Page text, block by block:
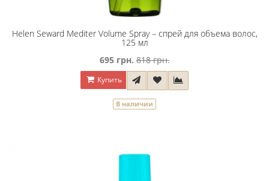
Helen Seward Mediter Volume Spray – спрей для объема волос,
125 мл
695 грн. 818 грн.
Купить
В наличии